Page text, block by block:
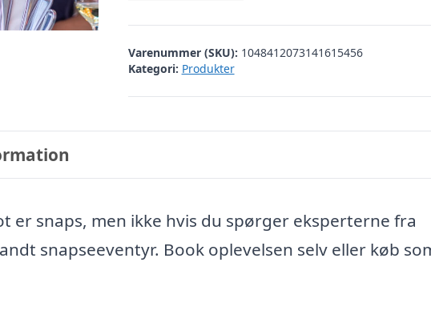
Varenummer (SKU): 1048412073141615456
Kategori: Produkter
er snaps, men ikke hvis du spørger eksperterne fra
snapseeventyr. Book oplevelsen selv eller køb